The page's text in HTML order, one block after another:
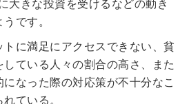
大きな投資を受けるなどの動き
です。
トに満足にアクセスできない、貧
ている人々の割合の高さ、また
なった際の対応策が不十分なこ
ている。